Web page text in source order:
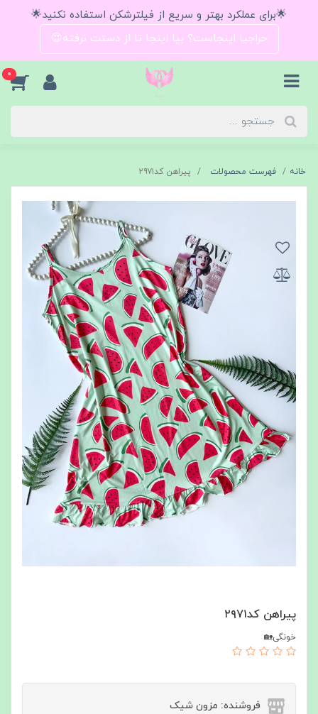
🌟برای عملکرد بهتر و سریع از فیلترشکن استفاده نکنید🌟
حراجیا اینجاست؟ بیا اینجا تا از دستت نرفته😍
0
خانه فهرست محصولات پیراهن کد۲۹۷۱
پیراهن کد۲۹۷۱
خونگی🏡
فروشنده: مزون شیک